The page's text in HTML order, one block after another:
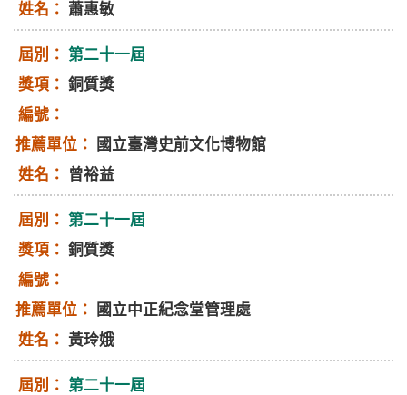
蕭惠敏
第二十一屆
銅質獎
國立臺灣史前文化博物館
曾裕益
第二十一屆
銅質獎
國立中正紀念堂管理處
黃玲娥
第二十一屆